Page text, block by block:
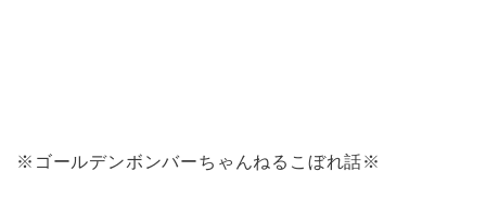
※ゴールデンボンバーちゃんねるこぼれ話※